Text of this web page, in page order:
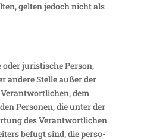
gelten jedoch nicht als
juris­ti­sche Person,
andere Stelle außer der
dem
Personen, die unter der
des Verant­wort­li­chen
befugt sind, die perso­